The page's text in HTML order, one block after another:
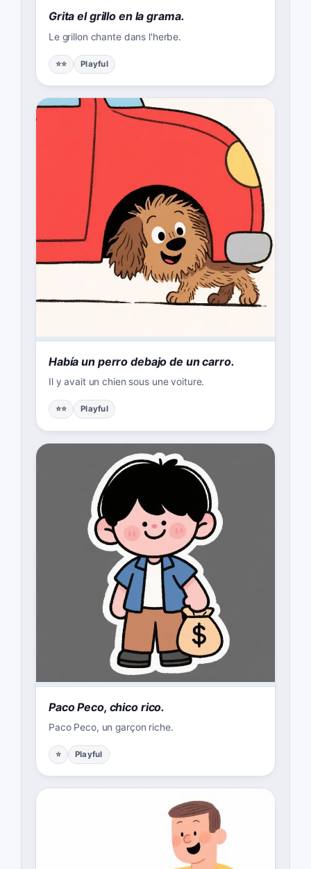
Grita el grillo en la grama.
Le grillon chante dans l'herbe.
⭐⭐ Playful
Había un perro debajo de un carro.
Il y avait un chien sous une voiture.
⭐⭐ Playful
Paco Peco, chico rico.
Paco Peco, un garçon riche.
⭐ Playful